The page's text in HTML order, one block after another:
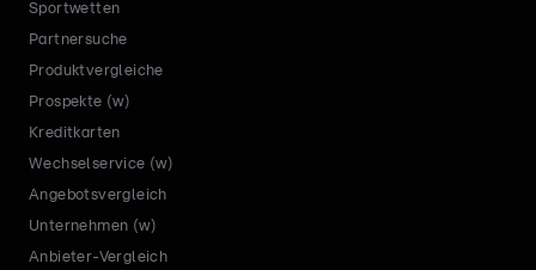
Sportwetten
Partnersuche
Produktvergleiche
Prospekte (w)
Kreditkarten
Wechselservice (w)
Angebotsvergleich
Unternehmen (w)
Anbieter-Vergleich